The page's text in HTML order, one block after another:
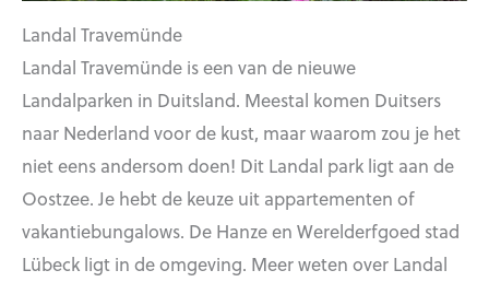
Landal Travemünde
Landal Travemünde is een van de nieuwe
Landalparken in Duitsland. Meestal komen Duitsers
naar Nederland voor de kust, maar waarom zou je het
niet eens andersom doen! Dit Landal park ligt aan de
Oostzee. Je hebt de keuze uit appartementen of
vakantiebungalows. De Hanze en Werelderfgoed stad
Lübeck ligt in de omgeving. Meer weten over Landal